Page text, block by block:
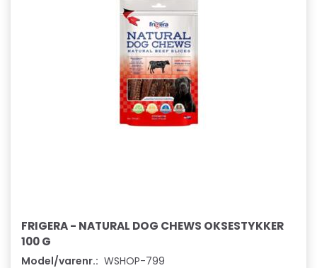
FRIGERA - NATURAL DOG CHEWS OKSESTYKKER
100 G
Model/varenr.: WSHOP-799